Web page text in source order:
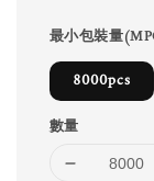
最小包裝量
8000pcs
數量